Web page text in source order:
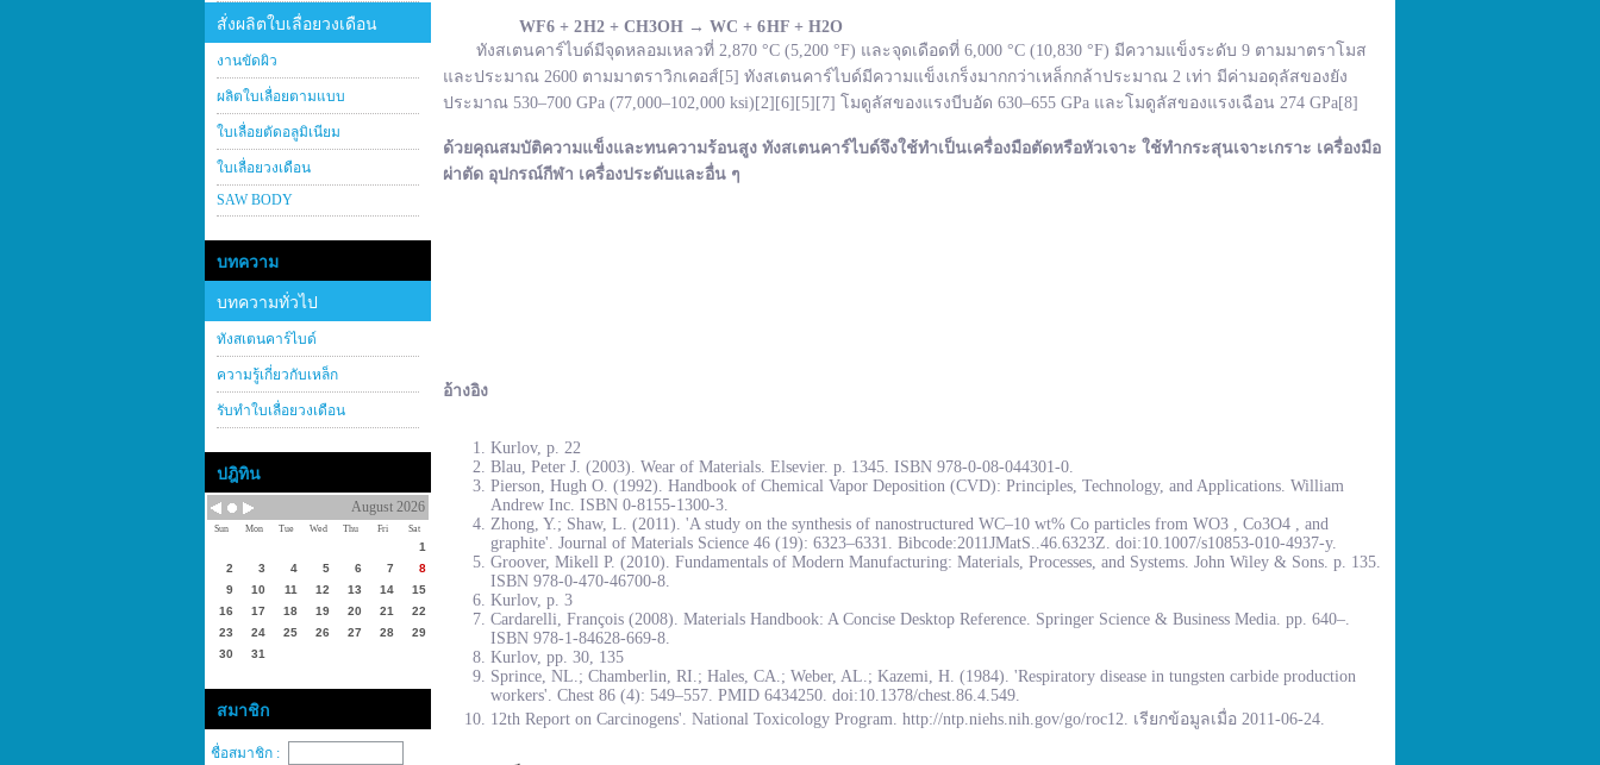
สั่งผลิตใบเลื่อยวงเดือน
งานขัดผิว
ผลิตใบเลื่อยตามแบบ
ใบเลื่อยตัดอลูมิเนียม
ใบเลื่อยวงเดือน
SAW BODY
บทความ
บทความทั่วไป
ทังสเตนคาร์ไบด์
ความรู้เกี่ยวกับเหล็ก
รับทำใบเลื่อยวงเดือน
ปฎิทิน
August 2026
Sun Mon Tue Wed Thu Fri Sat
1
2
3 4 5 6 7
8
9
10 11 12 13 14
15
16
17 18 19 20 21
22
23
24 25 26 27 28
29
30
31
สมาชิก
ชื่อสมาชิก :
WF6 + 2 H2 + CH3OH → WC + 6 HF + H2O
ทังสเตนคาร์ไบด์มีจุดหลอมเหลวที่ 2,870 °C (5,200 °F) และจุดเดือดที่ 6,000 °C (10,830 °F) มีความแข็งระดับ 9 ตามมาตราโมส
และประมาณ 2600 ตามมาตราวิกเคอส์[5] ทังสเตนคาร์ไบด์มีความแข็งเกร็งมากกว่าเหล็กกล้าประมาณ 2 เท่า มีค่ามอดุลัสของยัง
ประมาณ 530–700 GPa (77,000–102,000 ksi)[2][6][5][7] โมดูลัสของแรงบีบอัด 630–655 GPa และโมดูลัสของแรงเฉือน 274 GPa[8]
ด้วยคุณสมบัติความแข็งและทนความร้อนสูง ทังสเตนคาร์ไบด์จึงใช้ทำเป็นเครื่องมือตัดหรือหัวเจาะ ใช้ทำกระสุนเจาะเกราะ เครื่องมือ
ผ่าตัด อุปกรณ์กีฬา เครื่องประดับและอื่น ๆ
อ้างอิง
Kurlov, p. 22
Blau, Peter J. (2003). Wear of Materials. Elsevier. p. 1345. ISBN 978-0-08-044301-0.
Pierson, Hugh O. (1992). Handbook of Chemical Vapor Deposition (CVD): Principles, Technology, and Applications. William
Andrew Inc. ISBN 0-8155-1300-3.
Zhong, Y.; Shaw, L. (2011). 'A study on the synthesis of nanostructured WC–10 wt% Co particles from WO3 , Co3O4 , and
graphite'. Journal of Materials Science 46 (19): 6323–6331. Bibcode:2011JMatS..46.6323Z. doi:10.1007/s10853-010-4937-y.
Groover, Mikell P. (2010). Fundamentals of Modern Manufacturing: Materials, Processes, and Systems. John Wiley & Sons. p. 135.
ISBN 978-0-470-46700-8.
Kurlov, p. 3
Cardarelli, François (2008). Materials Handbook: A Concise Desktop Reference. Springer Science & Business Media. pp. 640–.
ISBN 978-1-84628-669-8.
Kurlov, pp. 30, 135
Sprince, NL.; Chamberlin, RI.; Hales, CA.; Weber, AL.; Kazemi, H. (1984). 'Respiratory disease in tungsten carbide production
workers'. Chest 86 (4): 549–557. PMID 6434250. doi:10.1378/chest.86.4.549.
12th Report on Carcinogens'. National Toxicology Program. http://ntp.niehs.nih.gov/go/roc12. เรียกข้อมูลเมื่อ 2011-06-24.